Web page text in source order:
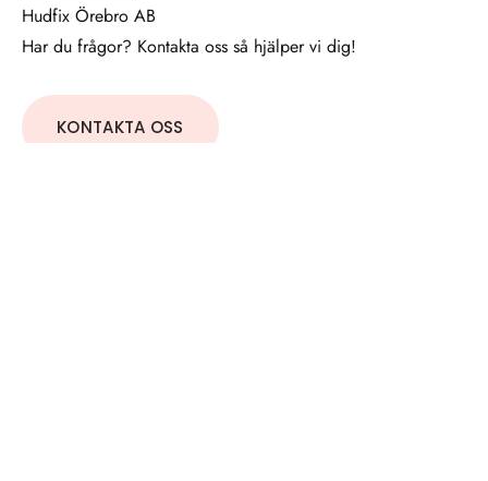
Hudfix Örebro AB
Har du frågor? Kontakta oss så hjälper vi dig!
KONTAKTA OSS